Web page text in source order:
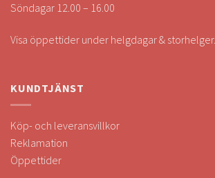
Söndagar 12.00 – 16.00
Visa öppettider under helgdagar & storhelger.
KUNDTJÄNST
Köp- och leveransvillkor
Reklamation
Öppettider